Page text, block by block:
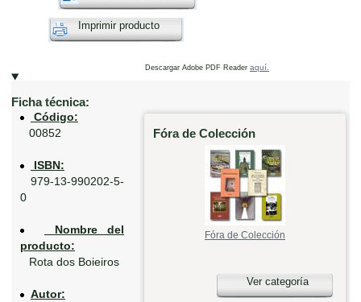
Imprimir producto
Descargar Adobe PDF Reader aquí.
Ficha técnica:
Fóra de Colección
Fóra de Colección
Ver categoría
Código:
00852
ISBN:
979-13-990202-5-
0
Nombre del
producto:
Rota dos Boieiros
Autor: